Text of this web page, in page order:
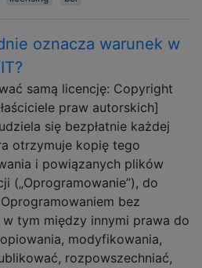
oznacza warunek w
samą licencję: Copyright
praw autorskich]
się bezpłatnie każdej
otrzymuje kopię tego
i powiązanych plików
(„Oprogramowanie”), do
bez
w tym między innymi prawa do
modyfikowania,
rozpowszechniać,